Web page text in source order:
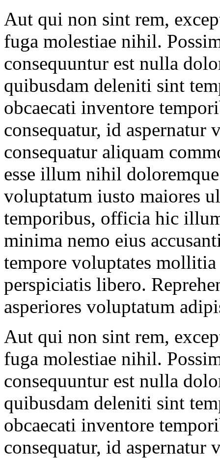
Aut qui non sint rem,
fuga molestiae nihil.
consequuntur est nulla
quibusdam deleniti sint
obcaecati inventore
consequatur, id
consequatur aliquam
esse illum nihil
voluptatum iusto maiores
temporibus, officia hic
minima nemo eius
tempore voluptates
perspiciatis libero.
asperiores voluptatum
Aut qui non sint rem,
fuga molestiae nihil.
consequuntur est nulla
quibusdam deleniti sint
obcaecati inventore
consequatur, id